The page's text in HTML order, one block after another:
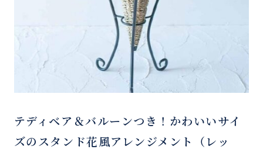
テディベア＆バルーンつき！かわいいサイ
ズのスタンド花風アレンジメント（レッ